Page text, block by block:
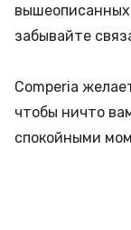
забывайте
Comperia
чтобы ничто
спокойными